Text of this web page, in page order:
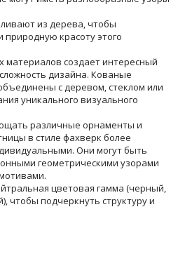
из дерева, чтобы
природную красоту этого
материалов создает интересный
дизайна. Кованые
с деревом, стеклом или
уникального визуального
различные орнаменты и
в стиле фахверк более
Они могут быть
геометрическими узорами
цветовая гамма (черный,
чтобы подчеркнуть структуру и